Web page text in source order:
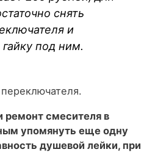
снять
и
гайку под ним.
ремонт смесителя в
упомянуть еще одну
душевой лейки, при